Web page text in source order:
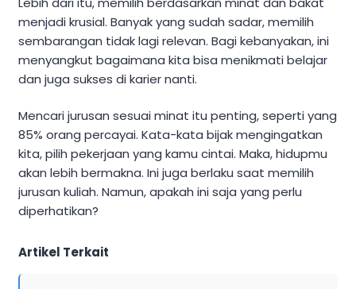
menjadi krusial. Banyak yang sudah sadar, memilih
sembarangan tidak lagi relevan. Bagi kebanyakan, ini
menyangkut bagaimana kita bisa menikmati belajar
dan juga sukses di karier nanti.
Mencari jurusan sesuai minat itu penting, seperti yang
85% orang percayai. Kata-kata bijak mengingatkan
kita, pilih pekerjaan yang kamu cintai. Maka, hidupmu
akan lebih bermakna. Ini juga berlaku saat memilih
jurusan kuliah. Namun, apakah ini saja yang perlu
diperhatikan?
Artikel Terkait